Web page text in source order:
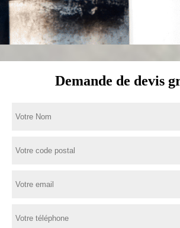
Demande de devis